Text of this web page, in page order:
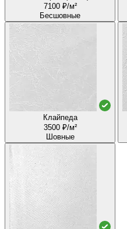
7100 ₽/м²
Бесшовные
Клайпеда
3500 ₽/м²
Шовные